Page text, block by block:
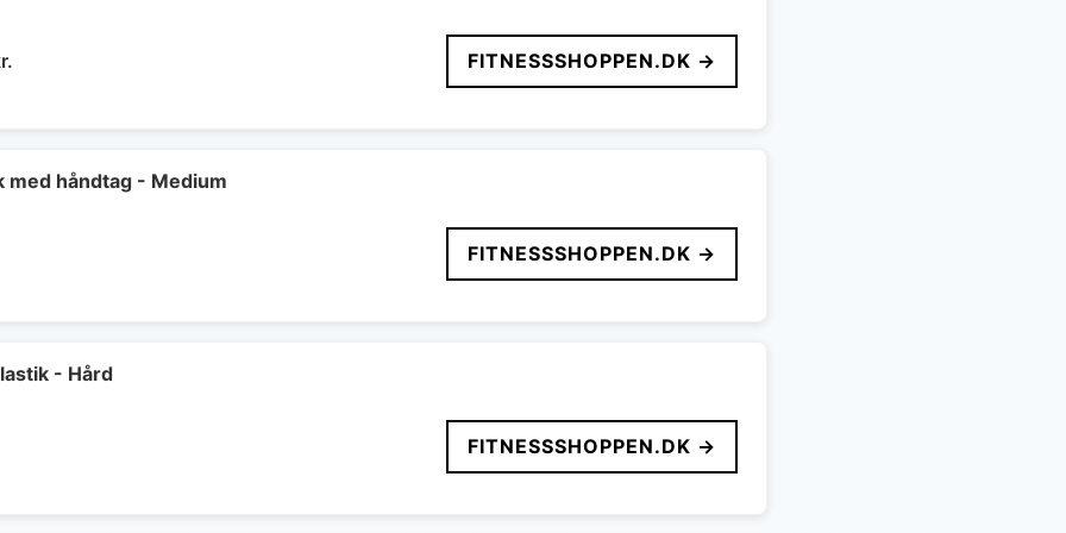
299 kr..
FITNESSSHOPPEN.DK →
håndtag - Medium
FITNESSSHOPPEN.DK →
- Hård
FITNESSSHOPPEN.DK →